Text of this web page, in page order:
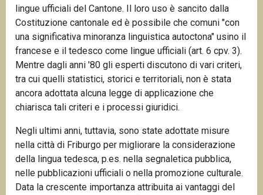
lingue ufficiali del Cantone. Il loro uso è sancito dalla
Costituzione cantonale ed è possibile che comuni "con
una significativa minoranza linguistica autoctona" usino il
francese e il tedesco come lingue ufficiali (art. 6 cpv. 3).
Mentre dagli anni '80 gli esperti discutono di vari criteri,
tra cui quelli statistici, storici e territoriali, non è stata
ancora adottata alcuna legge di applicazione che
chiarisca tali criteri e i processi giuridici.
Negli ultimi anni, tuttavia, sono state adottate misure
nella città di Friburgo per migliorare la considerazione
della lingua tedesca, p.es. nella segnaletica pubblica,
nelle pubblicazioni ufficiali o nella promozione culturale.
Data la crescente importanza attribuita ai vantaggi del